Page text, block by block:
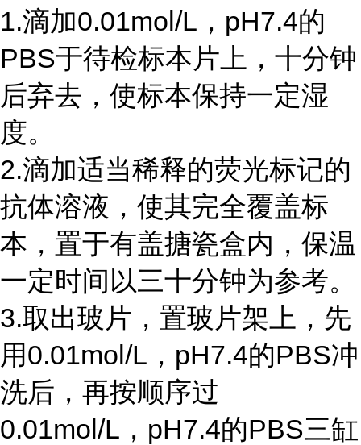
1.滴加0.01mol/L，pH7.4的
PBS于待检标本片上，十分钟
后弃去，使标本保持一定湿
度。
2.滴加适当稀释的荧光标记的
抗体溶液，使其完全覆盖标
本，置于有盖搪瓷盒内，保温
一定时间以三十分钟为参考。
3.取出玻片，置玻片架上，先
用0.01mol/L，pH7.4的PBS冲
洗后，再按顺序过
0.01mol/L，pH7.4的PBS三缸